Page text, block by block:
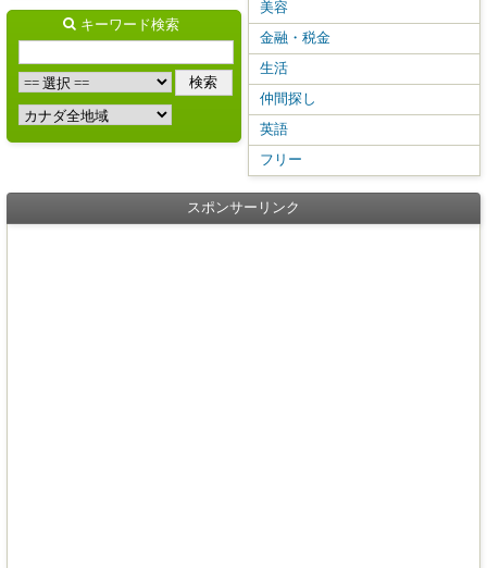
美容
金融・税金
生活
仲間探し
英語
フリー
キーワード検索
スポンサーリンク